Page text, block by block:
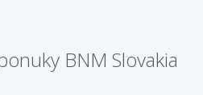
BNM Slovakia